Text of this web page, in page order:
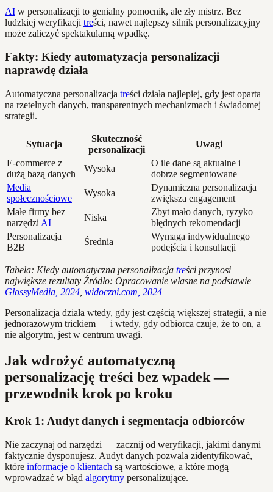
AI w personalizacji to genialny pomocnik, ale zły mistrz. Bez
ludzkiej weryfikacji treści, nawet najlepszy silnik personalizacyjny
może zaliczyć spektakularną wpadkę.
Fakty: Kiedy automatyzacja personalizacji
naprawdę działa
Automatyczna personalizacja treści działa najlepiej, gdy jest oparta
na rzetelnych danych, transparentnych mechanizmach i świadomej
strategii.
Sytuacja
Skuteczność
personalizacji
Uwagi
E-commerce z
dużą bazą danych
Wysoka
O ile dane są aktualne i
dobrze segmentowane
Media
społecznościowe
Wysoka
Dynamiczna personalizacja
zwiększa engagement
Małe firmy bez
narzędzi AI
Niska
Zbyt mało danych, ryzyko
błędnych rekomendacji
Personalizacja
B2B
Średnia
Wymaga indywidualnego
podejścia i konsultacji
Tabela: Kiedy automatyczna personalizacja treści przynosi
największe rezultaty Źródło: Opracowanie własne na podstawie
GlossyMedia, 2024 widoczni.com, 2024
Personalizacja działa wtedy, gdy jest częścią większej strategii, a nie
jednorazowym trickiem — i wtedy, gdy odbiorca czuje, że to on, a
nie algorytm, jest w centrum uwagi.
Jak wdrożyć automatyczną
personalizację treści bez wpadek —
przewodnik krok po kroku
Krok 1: Audyt danych i segmentacja odbiorców
Nie zaczynaj od narzędzi — zacznij od weryfikacji, jakimi danymi
faktycznie dysponujesz. Audyt danych pozwala zidentyfikować,
które informacje o klientach są wartościowe, a które mogą
wprowadzać w błąd algorytmy personalizujące.